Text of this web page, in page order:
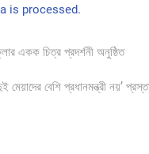
is processed.
একক চিত্র প্রদর্শনী অনুষ্ঠিত
মেয়াদের বেশি প্রধানমন্ত্রী নয়’